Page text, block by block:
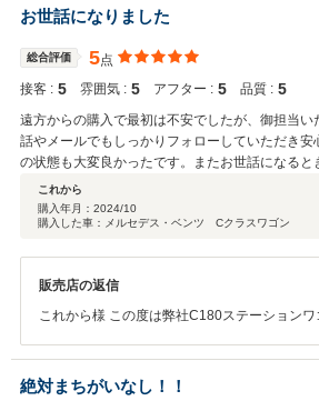
訳ございません。 お言葉をいただき今後その
付けてご納車までさせていただきます。 車検
だいております。 安心して2年間お乗りいた
アフターサービスのご連絡もしっかりとさせ
ます。 引き続きよろしくお願い致します。 こ
だきありがとうございます。
お世話になりました
総合評価 5点
接客 : 5 雰囲気 : 5 アフター : 5 品質 : 5
遠方からの購入で最初は不安でしたが、御担当
話やメールでもしっかりフォローしていただき
の状態も大変良かったです。またお世話になると
す。これから
購入年月： 2024/10
購入した車：メルセデス・ベンツ Cクラスワゴン
販売店の返信
これから様 この度は弊社C180ステーションワゴンをご購入いただき
お車をご成約いただきました。 遠方からのご
傷等々私を信じてご購入いただきました。 現
綺麗というお言葉をいただきとても嬉しかったです。 帰り道
絶対まちがいなし！！